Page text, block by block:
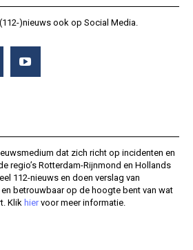
)nieuws ook op Social Media.
dat zich richt op incidenten en
regio’s Rotterdam-Rijnmond en Hollands
112-nieuws en doen verslag van
betrouwbaar op de hoogte bent van wat
Klik hiervoor meer informatie.